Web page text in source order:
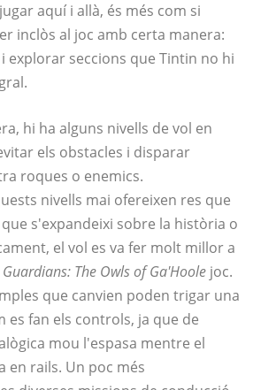
aquí i allà, és més com si
inclòs al joc amb certa manera:
explorar seccions que Tintin no hi
hi ha alguns nivells de vol en
els obstacles i disparar
roques o enemics.
nivells mai ofereixen res que
s'expandeixi sobre la història o
el vol es va fer molt millor a
The Owls of Ga'Hoole joc.
que canvien poden trigar una
es fan els controls, ja que de
mou l'espasa mentre el
en rails. Un poc més